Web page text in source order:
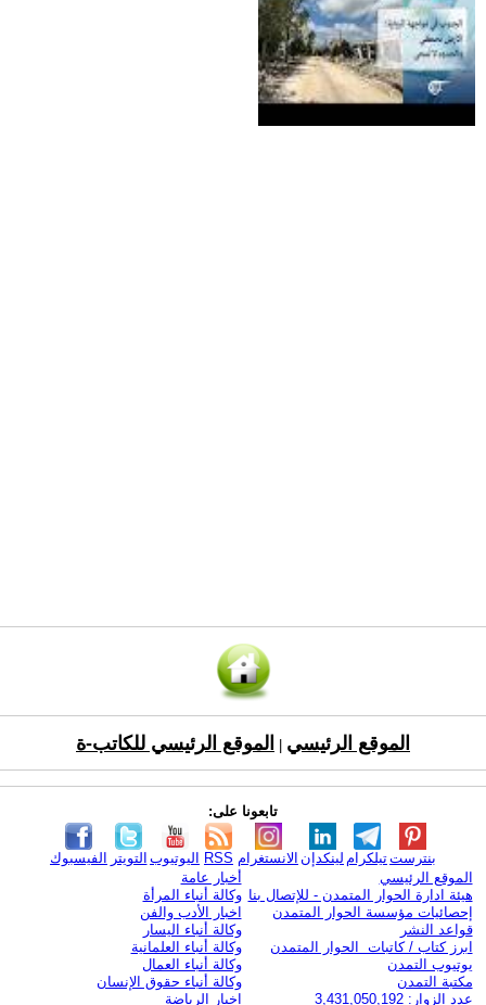
الموقع الرئيسي الموقع الرئيسي للكاتب-ة
تابعونا على:
الفيسبوك التويتر اليوتيوب RSS الانستغرام لينكدإن تيلكرامبنترست
الموقع الرئيسي
هيئة ادارة الحوار المتمدن - للإتصال بنا
إحصائيات مؤسسة الحوار المتمدن
قواعد النشر
ابرز كتاب / كاتبات الحوار المتمدن
يوتيوب التمدن
مكتبة التمدن
عدد الزوار: 3,431,050,192
أخبار عامة
وكالة أنباء المرأة
اخبار الأدب والفن
وكالة أنباء اليسار
وكالة أنباء العلمانية
وكالة أنباء العمال
وكالة أنباء حقوق الإنسان
اخبار الرياضة